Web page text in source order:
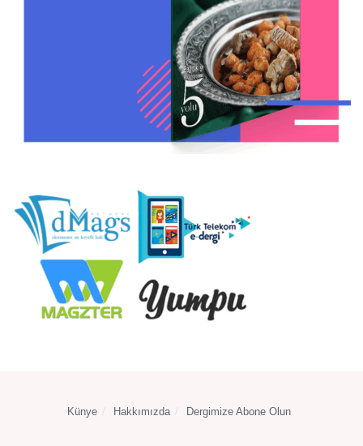
Künye Hakkımızda Dergimize Abone Olun